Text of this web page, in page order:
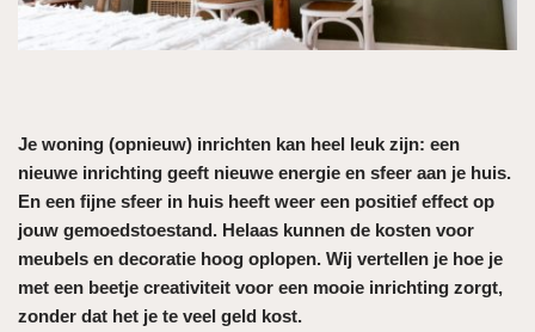
Je woning (opnieuw) inrichten kan heel leuk zijn: een
nieuwe inrichting geeft nieuwe energie en sfeer aan je huis.
En een fijne sfeer in huis heeft weer een positief effect op
jouw gemoedstoestand. Helaas kunnen de kosten voor
meubels en decoratie hoog oplopen. Wij vertellen je hoe je
met een beetje creativiteit voor een mooie inrichting zorgt,
zonder dat het je te veel geld kost.